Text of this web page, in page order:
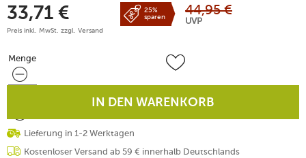
33,71 €
Preis inkl. MwSt. zzgl. Versand
25%
sparen
44,95 €
UVP
Menge
Menge
IN DEN WARENKORB
Lieferung in 1-2 Werktagen
Kostenloser Versand ab 59 € innerhalb Deutschlands